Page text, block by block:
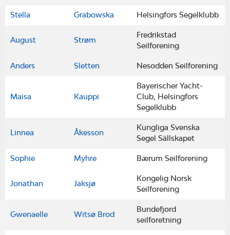
Stella Grabowska Helsingfors Segelklubb
August Strøm
Fredrikstad
Seilforening
Anders Sletten Nesodden Seilforening
Maisa Kauppi
Bayerischer Yacht-
Club, Helsingfors
Segelklubb
Linnea Åkesson
Kungliga Svenska
Segel Sällskapet
Sophie Myhre Bærum Seilforening
Jonathan Jaksjø
Kongelig Norsk
Seilforening
Gwenaelle Witsø Brod
Bundefjord
seilforetning